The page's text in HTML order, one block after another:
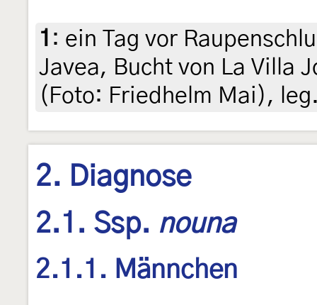
1 : ein Tag vor
Javea, Bucht von La Villa
(Foto: Friedhelm Mai),
2. Diagnose
2.1. Ssp. nouna
2.1.1. Männchen